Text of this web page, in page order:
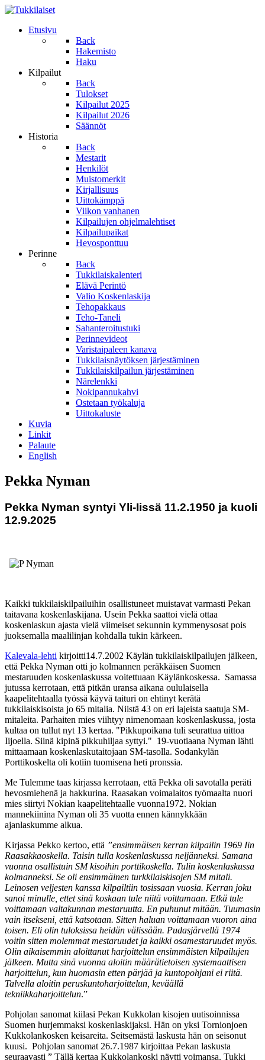
Etusivu
Back
Hakemisto
Haku
Kilpailut
Back
Tulokset
Kilpailut 2025
Kilpailut 2026
Säännöt
Historia
Back
Mestarit
Henkilöt
Muistomerkit
Kirjallisuus
Uittokämppä
Viikon vanhanen
Kilpailujen ohjelmalehtiset
Kilpailupaikat
Hevosponttuu
Perinne
Back
Tukkilaiskalenteri
Elävä Perintö
Valio Koskenlaskija
Tehopakkaus
Teho-Taneli
Sahanteroitustuki
Perinnevideot
Varistaipaleen kanava
Tukkilaisnäytöksen järjestäminen
Tukkilaiskilpailun järjestäminen
Närelenkki
Nokipannukahvi
Ostetaan työkaluja
Uittokaluste
Kuvia
Linkit
Palaute
English
Pekka Nyman
Pekka Nyman syntyi Yli-Iissä 11.2.1950 ja kuoli
12.9.2025
Kaikki tukkilaiskilpailuihin osallistuneet muistavat varmasti Pekan
taitavana koskenlaskijana. Usein Pekka saattoi vielä ottaa
koskenlaskun ajasta vielä viimeiset sekunnin kymmenysosat pois
juoksemalla maalilinjan kohdalla tukin kärkeen.
Kalevala-lehti kirjoitti14.7.2002 Käylän tukkilaiskilpailujen jälkeen,
että Pekka Nyman otti jo kolmannen peräkkäisen Suomen
mestaruuden koskenlaskussa voitettuaan Käylänkoskessa. Samassa
jutussa kerrotaan, että pitkän uransa aikana oululaisella
kaapelitehtaalla työssä käyvä taituri on ehtinyt kerätä
tukkilaiskisoista jo 65 mitalia. Niistä 43 on eri lajeista saatuja SM-
mitaleita. Parhaiten mies viihtyy nimenomaan koskenlaskussa, josta
kultaa on tullut nyt 13 kertaa. "Pikkupoikana tuli seurattua uittoa
Iijoella. Siinä kipinä pikkuhiljaa syttyi." 19-vuotiaana Nyman lähti
mittaamaan koskenlaskutaitojaan SM-tasolla. Sodankylän
Porttikoskelta oli kotiin tuomisena heti pronssia.
Me Tulemme taas kirjassa kerrotaan, että Pekka oli savotalla peräti
hevosmiehenä ja hakkurina. Raasakan voimalaitos työmaalta nuori
mies siirtyi Nokian kaapelitehtaalle vuonna1972. Nokian
mannekiinina Nyman oli 35 vuotta ennen kännykkään
ajanlaskumme alkua.
Kirjassa Pekko kertoo, että ”ensimmäisen kerran kilpailin 1969 Iin
Raasakkaoskella. Taisin tulla koskenlaskussa neljänneksi. Samana
vuonna osallistuin SM kisoihin porttikoskella. Tulin koskenlaskussa
kolmanneksi. Se oli ensimmäinen turkkilaiskisojen SM mitali.
Leinosen veljesten kanssa kilpailtiin tosissaan vuosia. Kerran joku
sanoi minulle, ettet sinä koskaan tule niitä voittamaan. Etkä tule
voittamaan valtakunnan mestaruutta. En puhunut mitään. Tuumasin
vain itsekseni, että katsotaan. Sitten haluan voittamaan vuoron aina
toisen. Eli olin tuloksissa heidän välissään. Pudasjärvellä 1974
voitin sitten molemmat mestaruudet ja kaikki osamestaruudet myös.
Olin aikaisemmin aloittanut harjoittelun ensimmäisten kilpailujen
jälkeen. Mutta sinä vuonna aloitin määrätietoisen systemaattisen
harjoittelun, kun huomasin etten pärjää ja kuntopohjani ei riitä.
Talvella aloitin peruskuntoharjoittelun, keväällä
tekniikkaharjoittelun.”
Pohjolan sanomat kiilasi Pekan Kukkolan kisojen uutisoinnissa
Suomen hurjemmaksi koskenlaskijaksi. Hän on yksi Tornionjoen
Kukkolankosken keisareita. Seitsemästä laskusta hän on seisonut
kuusi. Pohjolan sanomat 26.7.1987 kirjoittaa Pekan laskusta
seuraavasti ” Tällä kertaa Kukkolankoski näytti voimansa. Tukki